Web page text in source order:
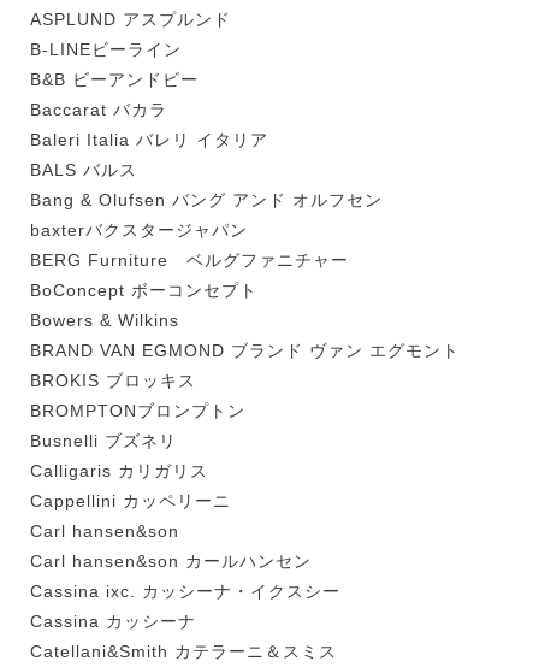
ASPLUND アスプルンド
B-LINEビーライン
B&B ビーアンドビー
Baccarat バカラ
Baleri Italia バレリ イタリア
BALS バルス
Bang & Olufsen バング アンド オルフセン
baxterバクスタージャパン
BERG Furniture ベルグファニチャー
BoConcept ボーコンセプト
Bowers & Wilkins
BRAND VAN EGMOND ブランド ヴァン エグモント
BROKIS ブロッキス
BROMPTONブロンプトン
Busnelli ブズネリ
Calligaris カリガリス
Cappellini カッペリーニ
Carl hansen&son
Carl hansen&son カールハンセン
Cassina ixc. カッシーナ・イクスシー
Cassina カッシーナ
Catellani&Smith カテラーニ＆スミス